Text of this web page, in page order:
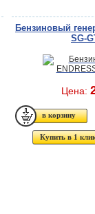
Бензиновый
SG-
Цена:
Купить в 1